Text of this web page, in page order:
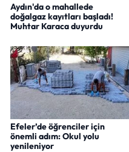
Aydın'da o mahallede
doğalgaz kayıtları başladı!
Muhtar Karaca duyurdu
Efeler’de öğrenciler için
önemli adım: Okul yolu
yenileniyor